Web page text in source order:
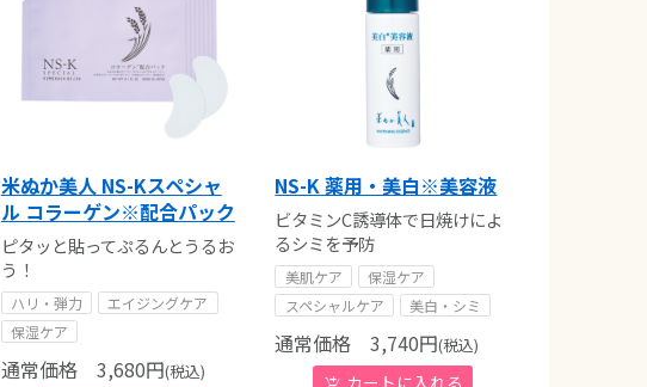
米ぬか美人 NS-Kスペシャ
ル コラーゲン※配合パック
ピタッと貼ってぷるんとうるお
う！
ハリ・弾力
エイジングケア
保湿ケア
通常価格3,680円(税込)
NS-K 薬用・美白※美容液
ビタミンC誘導体で日焼けによ
るシミを予防
美肌ケア
保湿ケア
スペシャルケア
美白・シミ
通常価格 3,740円(税込)